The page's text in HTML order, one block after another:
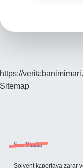
https://
Sitemap
Sidebar
Son Yazılar
Solvent kaportaya zarar